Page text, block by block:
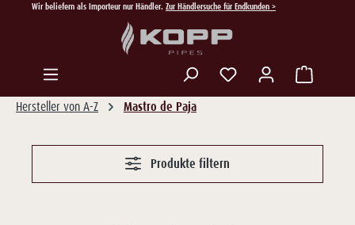
Zum Hauptinhalt springen
Wir beliefern als Importeur nur Händler. Zur Händlersuche für Endkunden >
Du hast 0 Produkte
Hersteller von A-Z Mastro de Paja
Produkte filtern